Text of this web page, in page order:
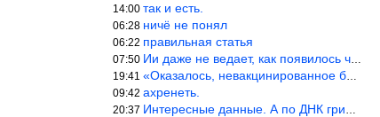
14:00 так и есть.
06:28 ничё не понял
06:22 правильная статья
07:50 Ии даже не ведает, как появилось человечество и для чего оно сущ
19:41 «Оказалось, невакцинированное большинство умирает существенно ча
09:42 ахренеть.
20:37 Интересные данные. А по ДНК грибов, бактерий имеются сведения из